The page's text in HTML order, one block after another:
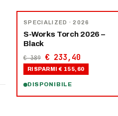
SPECIALIZED · 2026
S-Works Torch 2026 –
Black
€ 389 € 233,40
RISPARMI € 155,60
DISPONIBILE